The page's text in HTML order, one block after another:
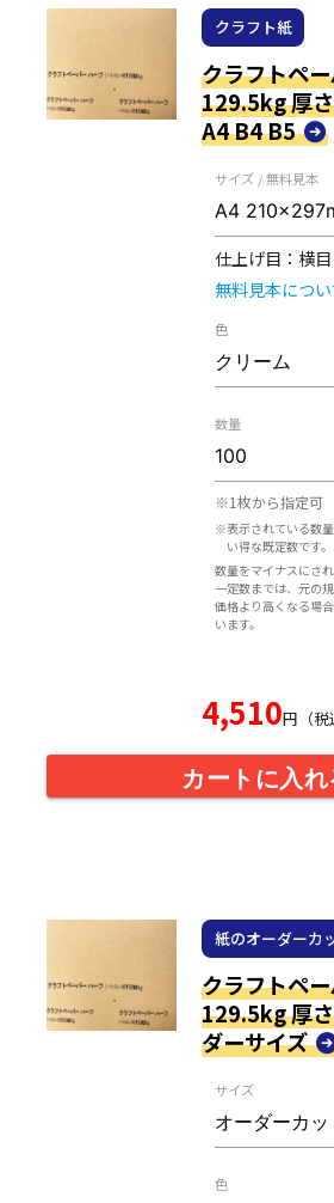
クラフト紙
クラフトペ
129.5kg 厚
A4 B4 B5
サイズ / 無料見本
仕上げ目： 横目
無料見本につい
色
数量
※1枚から指定可
※表示されている数
い得な既定数です。
数量をマイナスにさ
一定数までは、元の
価格より高くなる場
います。
4,510円（税
カートに入れ
紙のオーダーカ
クラフトペ
129.5kg 厚
ダーサイズ
サイズ
色